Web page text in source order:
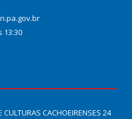
13:30
CACHOEIRENSES 24